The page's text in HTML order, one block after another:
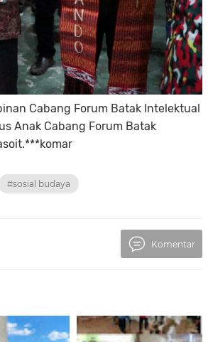
Cabang Forum Batak Intelektual
Anak Cabang Forum Batak
#sosial budaya
Komentar